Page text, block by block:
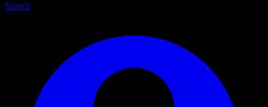
Search